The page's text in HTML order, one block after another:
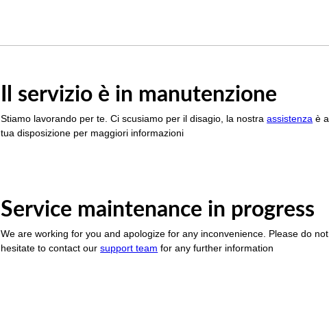
Il servizio è in manutenzione
Stiamo lavorando per te. Ci scusiamo per il disagio, la nostraassistenza è a
tua disposizione per maggiori informazioni
Service maintenance in progress
We are working for you and apologize for any inconvenience. Please do not
hesitate to contact oursupport team for any further information